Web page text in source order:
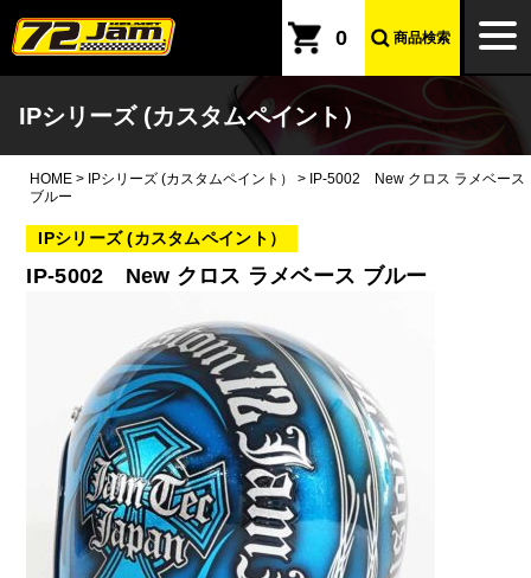
本文へ
0 商品検索
IPシリーズ (カスタムペイント）
HOME > IPシリーズ (カスタムペイント） > IP-5002 New クロス ラメベース
ブルー
IPシリーズ (カスタムペイント）
IP-5002 New クロス ラメベース ブルー